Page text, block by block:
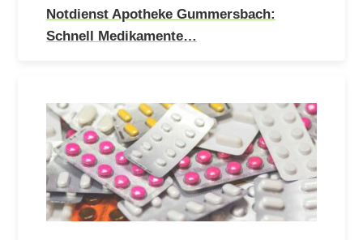
Notdienst Apotheke Gummersbach:
Schnell Medikamente…